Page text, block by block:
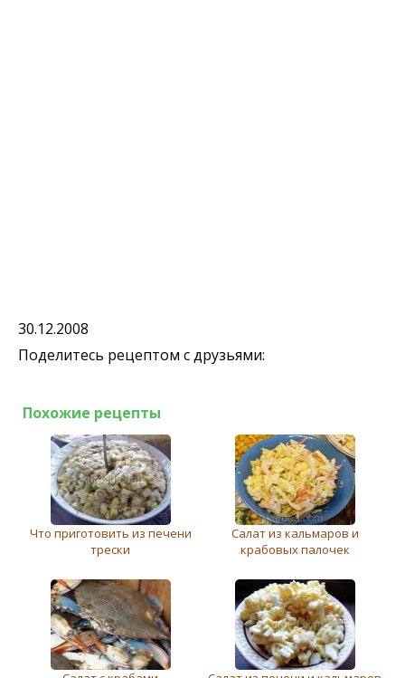
30.12.2008
Поделитесь рецептом с друзьями:
Похожие рецепты
Что приготовить из печени
трески
Салат из кальмаров и
крабовых палочек